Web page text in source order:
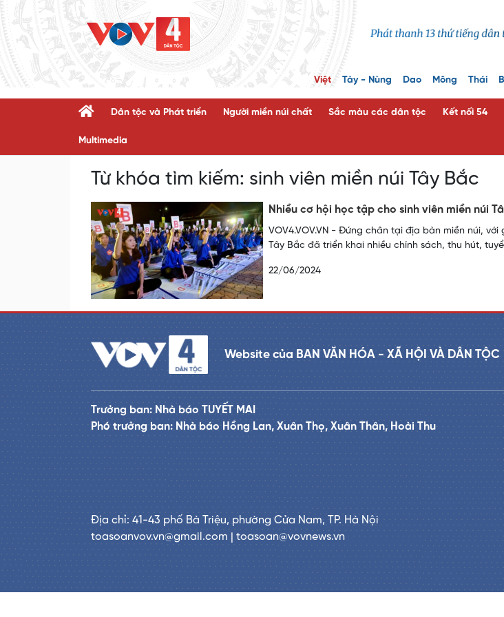
Việt Tày - Nùng Dao Mông Thái
Dân tộc và Phát triển Người miền núi chất Sắc màu các dân tộc Kết nối 54
Multimedia
Từ khóa tìm kiếm: sinh viên miền núi Tây Bắc
Nhiều cơ hội học tập cho sinh viên miền núi
VOV4.VOV.VN - Đứng chân tại địa bàn miền núi,
Tây Bắc đã triển khai nhiều chính sách, thu hút,
22/06/2024
Website của BAN VĂN HÓA - XÃ HỘI VÀ DÂN TỘC
Trưởng ban: Nhà báo TUYẾT MAI
Phó trưởng ban: Nhà báo Hồng Lan, Xuân Thọ, Xuân Thân, Hoài Thu
Địa chỉ: 41-43 phố Bà Triệu, phường Cửa Nam, TP. Hà Nội
toasoanvov.vn@gmail.com | toasoan@vovnews.vn